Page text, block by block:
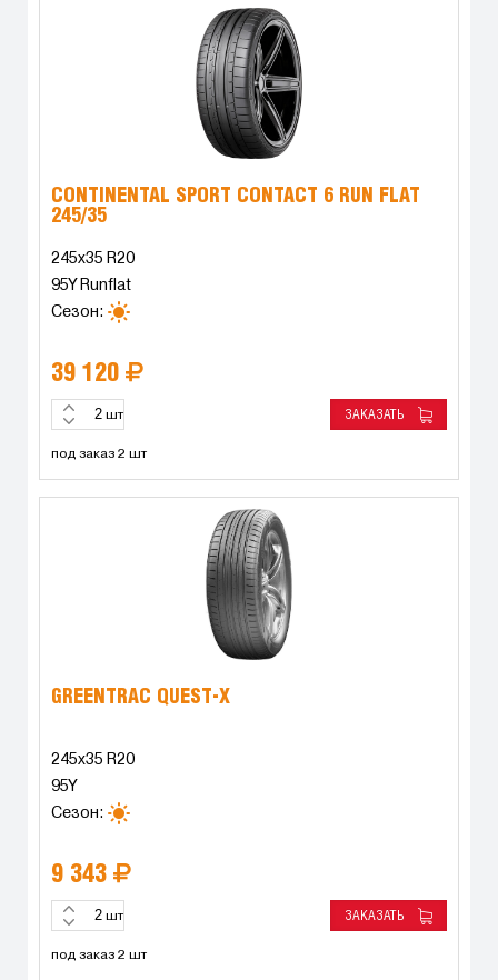
CONTINENTAL SPORT CONTACT 6 RUN FLAT
245/35
245x35 R20
95Y Runflat
Сезон:
39 120
шт ЗАКАЗАТЬ
под заказ 2 шт
GREENTRAC QUEST-X
245x35 R20
95Y
Сезон:
9 343
шт ЗАКАЗАТЬ
под заказ 2 шт